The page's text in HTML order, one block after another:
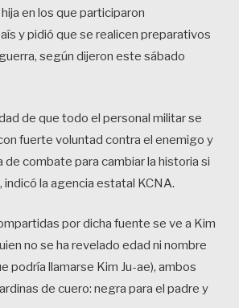
en los que participaron
y pidió que se realicen preparativos
según dijeron este sábado
de que todo el personal militar se
fuerte voluntad contra el enemigo y
de combate para cambiar la historia si
indicó la agencia estatal KCNA.
por dicha fuente se ve a Kim
no se ha revelado edad ni nombre
podría llamarse Kim Ju-ae), ambos
de cuero: negra para el padre y